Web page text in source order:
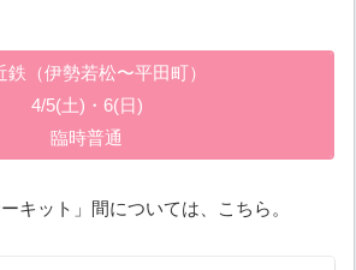
鉄（伊勢若松〜平田町）
4/5(土)・6(日)
臨時普通
キット」間については、こちら。